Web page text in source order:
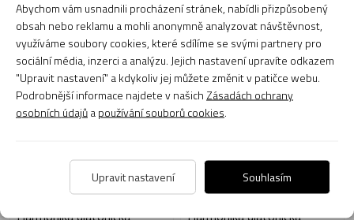
999 Kč
Skladem 1 ks
Expedujeme: dnes
Do košíku
1 190 Kč
Skladem 4 ks
Expedujeme: dnes
Do košíku
Harmonika diatonická
Harmonika diatonická
Abychom vám usnadnili procházení stránek, nabídli přizpůsobený
obsah nebo reklamu a mohli anonymně analyzovat návštěvnost,
využíváme soubory cookies, které sdílíme se svými partnery pro
sociální média, inzerci a analýzu. Jejich nastavení upravíte odkazem
"Upravit nastavení" a kdykoliv jej můžete změnit v patičce webu.
Podrobnější informace najdete v našich Zásadách ochrany
osobních údajůa používání souborů cookies.
Upravit nastavení Souhlasím